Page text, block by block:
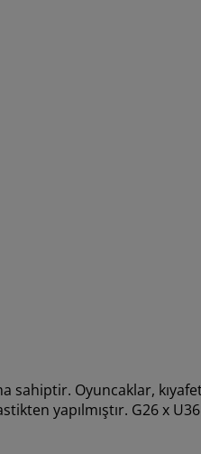
Oyuncaklar,
yapılmıştır. G26 x